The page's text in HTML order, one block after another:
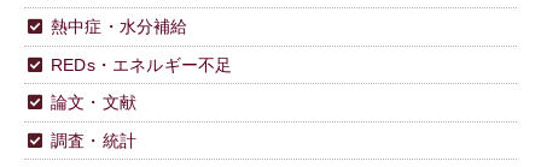
熱中症・水分補給
REDs・エネルギー不足
論文・文献
調査・統計